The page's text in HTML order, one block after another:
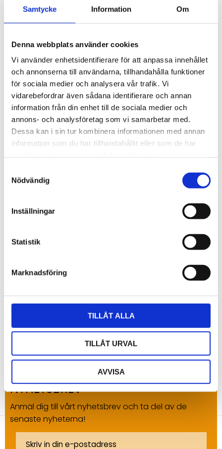
Samtycke Information Om
Denna webbplats använder cookies
Vi använder enhetsidentifierare för att anpassa innehållet
och annonserna till användarna, tillhandahålla funktioner
för sociala medier och analysera vår trafik. Vi
vidarebefordrar även sådana identifierare och annan
information från din enhet till de sociala medier och
annons- och analysföretag som vi samarbetar med.
Dessa kan i sin tur kombinera informationen med annan
information som du har tillhandahållit eller som de har
Nödvändig
Inställningar
Statistik
Marknadsföring
TILLÅT ALLA
TILLÅT URVAL
AVVISA
Modbus, vilket underlättar integration i befintliga
övervakningssystem. Detta möjliggör
realtidsövervakning och fjärrstyrning, vilket är
avgörande för att snabbt kunna identifiera och
åtgärda eventuella problem i vattenkvaliteten.
Mångsidiga
användningsområden
Acandias pH-sensorer används i en rad olika
applikationer, som exempelvis nedan nämnda.
Vattenreningsverk -För att övervaka och
Industriella processer -
För att säkerställa att
förhållanden.
För att bedöma vattenkvaliteten
Akvakultur -
För att upprätthålla en hälsosam miljö
Genom att använda Acandias pH-sensorer får du
tillgång till pålitliga och exakta mätningar som hjälper
dig att säkerställa rätt vattenkvalitet i dina
applikationer.
NYHETSBREV
Anmäl dig till vårt nyhetsbrev och ta del av de
senaste nyheterna!